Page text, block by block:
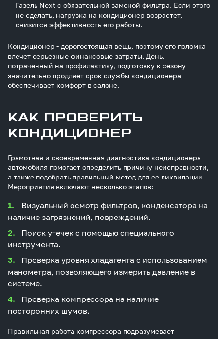
Газель Next с обязательной заменой фильтра. Если этого
не сделать, нагрузка на кондиционер возрастет,
снизится эффективность его работы.
Кондиционер - дорогостоящая вещь, поэтому его поломка
влечет серьезные финансовые затраты. День,
потраченный на профилактику, подготовку к сезону
значительно продляет срок службы кондиционера,
обеспечивает комфорт в салоне.
КАК ПРОВЕРИТЬ
КОНДИЦИОНЕР
Грамотная и своевременная диагностика кондиционера
автомобиля помогает определить причину неисправности,
а также подобрать правильный метод для ее ликвидации.
Мероприятия включают несколько этапов:
Визуальный осмотр фильтров, конденсатора на
наличие загрязнений, повреждений.
Поиск утечек с помощью специального
инструмента.
Проверка уровня хладагента с использованием
манометра, позволяющего измерить давление в
системе.
Проверка компрессора на наличие
посторонних шумов.
Правильная работа компрессора подразумевает